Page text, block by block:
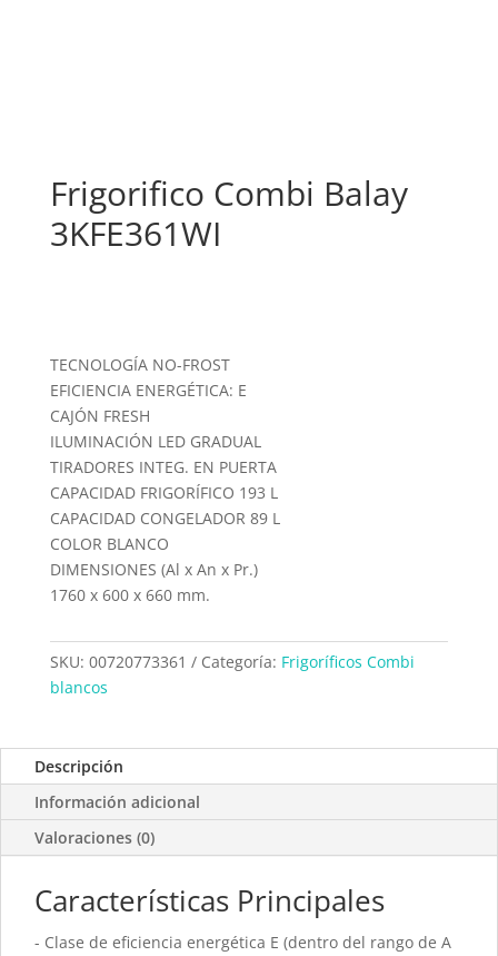
Frigorifico Combi Balay
3KFE361WI
TECNOLOGÍA NO-FROST
EFICIENCIA ENERGÉTICA: E
CAJÓN FRESH
ILUMINACIÓN LED GRADUAL
TIRADORES INTEG. EN PUERTA
CAPACIDAD FRIGORÍFICO 193 L
CAPACIDAD CONGELADOR 89 L
COLOR BLANCO
DIMENSIONES (Al x An x Pr.)
1760 x 600 x 660 mm.
SKU: 00720773361 Categoría: Frigoríficos Combi
blancos
Descripción
Información adicional
Valoraciones (0)
Características Principales
- Clase de eficiencia energética E (dentro del rango de A